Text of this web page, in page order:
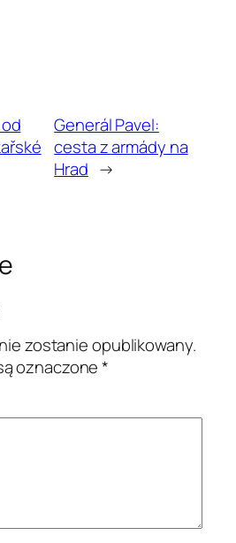
Generál Pavel:
cesta z armády na
Hrad →
zostanie opublikowany.
oznaczone*